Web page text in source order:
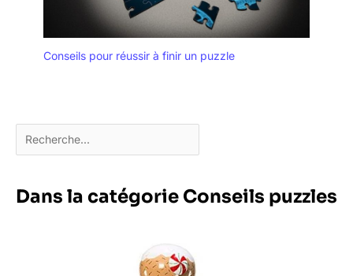
Conseils pour réussir à finir un puzzle
Dans la catégorie Conseils puzzles